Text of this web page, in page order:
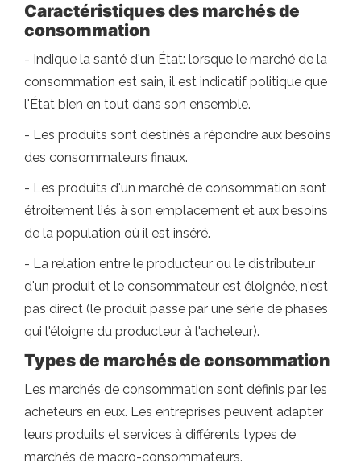
Caractéristiques des marchés de
consommation
- Indique la santé d'un État: lorsque le marché de la
consommation est sain, il est indicatif politique que
l'État bien en tout dans son ensemble.
- Les produits sont destinés à répondre aux besoins
des consommateurs finaux.
- Les produits d'un marché de consommation sont
étroitement liés à son emplacement et aux besoins
de la population où il est inséré.
- La relation entre le producteur ou le distributeur
d'un produit et le consommateur est éloignée, n'est
pas direct (le produit passe par une série de phases
qui l'éloigne du producteur à l'acheteur).
Types de marchés de consommation
Les marchés de consommation sont définis par les
acheteurs en eux. Les entreprises peuvent adapter
leurs produits et services à différents types de
marchés de macro-consommateurs.